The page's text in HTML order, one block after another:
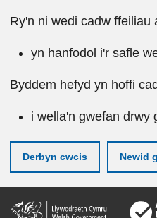
Ry'n ni wedi cadw ffeiliau
yn hanfodol i'r safle
Byddem hefyd yn hoffi
i wella'n gwefan drwy
Derbyn cwcis Newid